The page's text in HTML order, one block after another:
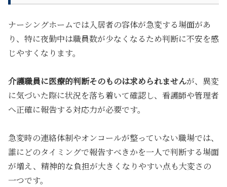
ナーシングホームでは入居者の容体が急変する場面があ
り、特に夜勤中は職員数が少なくなるため判断に不安を感
じやすくなります。
介護職員に医療的判断そのものは求められませんが、異変
に気づいた際に状況を落ち着いて確認し、看護師や管理者
へ正確に報告する対応力が必要です。
急変時の連絡体制やオンコールが整っていない職場では、
誰にどのタイミングで報告すべきかを一人で判断する場面
が増え、精神的な負担が大きくなりやすい点も大変さの
一つです。